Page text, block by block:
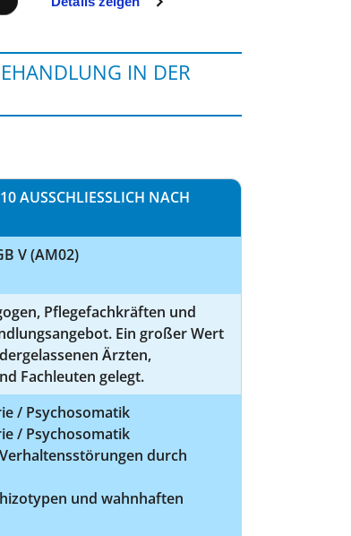
IN DER
AUSSCHLIESSLICH NACH F
V (AM02)
Pflegefachkräften und
Ein großer Wert
Ärzten,
Fachleuten gelegt.
/ Psychosomatik
/ Psychosomatik
durch
und wahnhaften